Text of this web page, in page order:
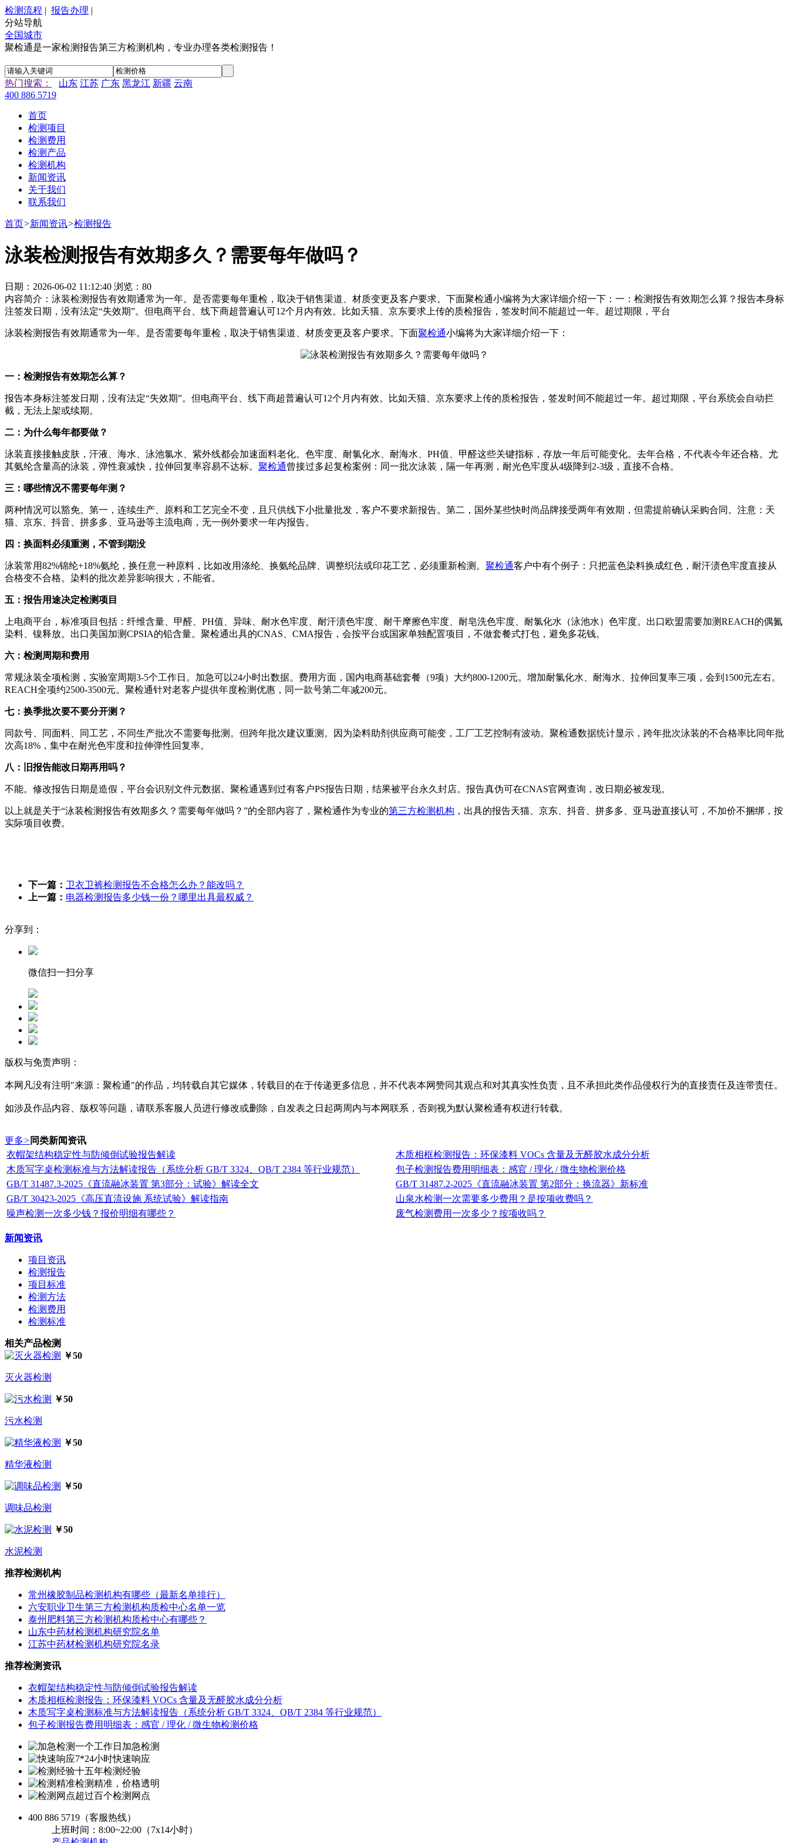
检测流程 | 报告办理 |
分站导航
全国城市
聚检通是一家检测报告第三方检测机构，专业办理各类检测报告！
热门搜索： 山东 江苏 广东 黑龙江 新疆 云南
400 886 5719
首页
检测项目
检测费用
检测产品
检测机构
新闻资讯
关于我们
联系我们
首页>新闻资讯>检测报告
泳装检测报告有效期多久？需要每年做吗？
日期：2026-06-02 11:12:40 浏览：80
内容简介：泳装检测报告有效期通常为一年。是否需要每年重检，取决于销售渠道、材质变更及客户要求。下面聚检通小编将为大家详细介绍一下：一：检测报告有效期怎么算？报告本身标
注签发日期，没有法定“失效期”。但电商平台、线下商超普遍认可12个月内有效。比如天猫、京东要求上传的质检报告，签发时间不能超过一年。超过期限，平台
泳装检测报告有效期通常为一年。是否需要每年重检，取决于销售渠道、材质变更及客户要求。下面聚检通小编将为大家详细介绍一下：
一：检测报告有效期怎么算？
报告本身标注签发日期，没有法定“失效期”。但电商平台、线下商超普遍认可12个月内有效。比如天猫、京东要求上传的质检报告，签发时间不能超过一年。超过期限，平台系统会自动拦
截，无法上架或续期。
二：为什么每年都要做？
泳装直接接触皮肤，汗液、海水、泳池氯水、紫外线都会加速面料老化。色牢度、耐氯化水、耐海水、PH值、甲醛这些关键指标，存放一年后可能变化。去年合格，不代表今年还合格。尤
其氨纶含量高的泳装，弹性衰减快，拉伸回复率容易不达标。 聚检通曾接过多起复检案例：同一批次泳装，隔一年再测，耐光色牢度从4级降到2-3级，直接不合格。
三：哪些情况不需要每年测？
两种情况可以豁免。第一，连续生产、原料和工艺完全不变，且只供线下小批量批发，客户不要求新报告。第二，国外某些快时尚品牌接受两年有效期，但需提前确认采购合同。注意：天
猫、京东、抖音、拼多多、亚马逊等主流电商，无一例外要求一年内报告。
四：换面料必须重测，不管到期没
泳装常用82%锦纶+18%氨纶，换任意一种原料，比如改用涤纶、换氨纶品牌、调整织法或印花工艺，必须重新检测。 聚检通客户中有个例子：只把蓝色染料换成红色，耐汗渍色牢度直接从
合格变不合格。染料的批次差异影响很大，不能省。
五：报告用途决定检测项目
上电商平台，标准项目包括：纤维含量、甲醛、PH值、异味、耐水色牢度、耐汗渍色牢度、耐干摩擦色牢度、耐皂洗色牢度、耐氯化水（泳池水）色牢度。出口欧盟需要加测REACH的偶氮
染料、镍释放。出口美国加测CPSIA的铅含量。聚检通出具的CNAS、CMA报告，会按平台或国家单独配置项目，不做套餐式打包，避免多花钱。
六：检测周期和费用
常规泳装全项检测，实验室周期3-5个工作日。加急可以24小时出数据。费用方面，国内电商基础套餐（9项）大约800-1200元。增加耐氯化水、耐海水、拉伸回复率三项，会到1500元左右。
REACH全项约2500-3500元。聚检通针对老客户提供年度检测优惠，同一款号第二年减200元。
七：换季批次要不要分开测？
同款号、同面料、同工艺，不同生产批次不需要每批测。但跨年批次建议重测。因为染料助剂供应商可能变，工厂工艺控制有波动。聚检通数据统计显示，跨年批次泳装的不合格率比同年批
次高18%，集中在耐光色牢度和拉伸弹性回复率。
八：旧报告能改日期再用吗？
不能。修改报告日期是造假，平台会识别文件元数据。聚检通遇到过有客户PS报告日期，结果被平台永久封店。报告真伪可在CNAS官网查询，改日期必被发现。
以上就是关于“泳装检测报告有效期多久？需要每年做吗？”的全部内容了，聚检通作为专业的第三方检测机构 ，出具的报告天猫、京东、抖音、拼多多、亚马逊直接认可，不加价不捆绑，按
实际项目收费。
下一篇： 卫衣卫裤检测报告不合格怎么办？能改吗？
上一篇： ‌‌‌‌电器检测报告多少钱一份？哪里出具最权威？
分享到：
微信扫一扫分享
版权与免责声明：
本网凡没有注明"来源：聚检通"的作品，均转载自其它媒体，转载目的在于传递更多信息，并不代表本网赞同其观点和对其真实性负责，且不承担此类作品侵权行为的直接责任及连带责任。
如涉及作品内容、版权等问题，请联系客服人员进行修改或删除，自发表之日起两周内与本网联系，否则视为默认聚检通有权进行转载。
更多> 同类新闻资讯
衣帽架结构稳定性与防倾倒试验报告解读
木质相框检测报告：环保漆料 VOCs 含量及无醛胶水成分分析
木质写字桌检测标准与方法解读报告（系统分析 GB/T 3324、QB/T 2384 等行业规范）
包子检测报告费用明细表：感官 / 理化 / 微生物检测价格
GB/T 31487.3-2025《直流融冰装置 第3部分：试验》解读全文
GB/T 31487.2-2025《直流融冰装置 第2部分：换流器》新标准
GB/T 30423-2025《高压直流设施 系统试验》解读指南
山泉水检测一次需要多少费用？是按项收费吗？
噪声检测一次多少钱？报价明细有哪些？
废气检测费用一次多少？按项收吗？
新闻资讯
项目资讯
检测报告
项目标准
检测方法
检测费用
检测标准
相关产品检测
￥50
灭火器检测
￥50
污水检测
￥50
精华液检测
￥50
调味品检测
￥50
水泥检测
推荐检测机构
常州橡胶制品检测机构有哪些（最新名单排行）
六安职业卫生第三方检测机构质检中心名单一览
泰州肥料第三方检测机构质检中心有哪些？
山东中药材检测机构研究院名单
江苏中药材检测机构研究院名录
推荐检测资讯
衣帽架结构稳定性与防倾倒试验报告解读
木质相框检测报告：环保漆料 VOCs 含量及无醛胶水成分分析
木质写字桌检测标准与方法解读报告（系统分析 GB/T 3324、QB/T 2384 等行业规范）
包子检测报告费用明细表：感官 / 理化 / 微生物检测价格
一个工作日加急检测
7*24小时快速响应
十五年检测经验
检测精准，价格透明
超过百个检测网点
400 886 5719 （客服热线）
上班时间：8:00~22:00（7x14小时）